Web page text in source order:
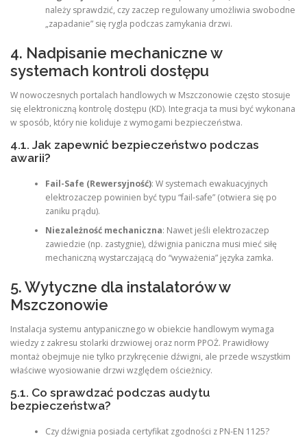
należy sprawdzić, czy zaczep regulowany umożliwia swobodne
„zapadanie” się rygla podczas zamykania drzwi.
4. Nadpisanie mechaniczne w
systemach kontroli dostępu
W nowoczesnych portalach handlowych w Mszczonowie często stosuje
się elektroniczną kontrolę dostępu (KD). Integracja ta musi być wykonana
w sposób, który nie koliduje z wymogami bezpieczeństwa.
4.1. Jak zapewnić bezpieczeństwo podczas
awarii?
Fail-Safe (Rewersyjność): W systemach ewakuacyjnych
elektrozaczep powinien być typu “fail-safe” (otwiera się po
zaniku prądu).
Niezależność mechaniczna: Nawet jeśli elektrozaczep
zawiedzie (np. zastygnie), dźwignia paniczna musi mieć siłę
mechaniczną wystarczającą do “wyważenia” języka zamka.
5. Wytyczne dla instalatorów w
Mszczonowie
Instalacja systemu antypanicznego w obiekcie handlowym wymaga
wiedzy z zakresu stolarki drzwiowej oraz norm PPOŻ. Prawidłowy
montaż obejmuje nie tylko przykręcenie dźwigni, ale przede wszystkim
właściwe wyosiowanie drzwi względem ościeżnicy.
5.1. Co sprawdzać podczas audytu
bezpieczeństwa?
Czy dźwignia posiada certyfikat zgodności z PN-EN 1125?